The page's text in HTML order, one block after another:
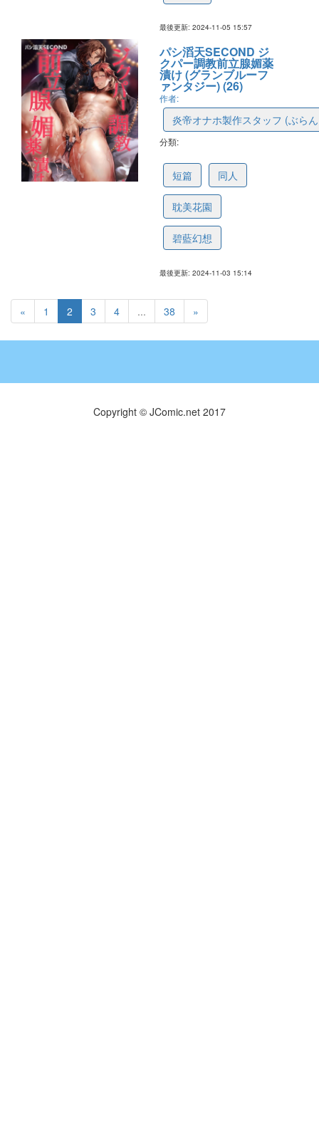
最後更新: 2024-11-05 15:57
パシ滔天SECOND ジ
クパー調教前立腺媚薬
漬け (グランブルーフ
ァンタジー) (26)
作者:
炎帝オナホ製作スタッフ (ぶら
分類:
短篇 同人
耽美花園
碧藍幻想
最後更新: 2024-11-03 15:14
« 1 2 3 4 ... 38 »
Copyright © JComic.net 2017